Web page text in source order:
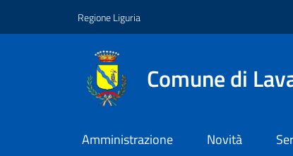
Regione Liguria
Comune di
Amministrazione Novità